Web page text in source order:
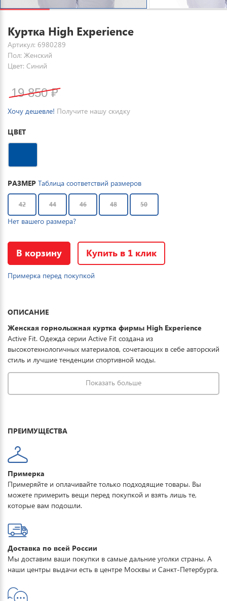
Куртка High Experience
Артикул: 6980289
Пол: Женский
Цвет: Синий
19 850₽
Хочу дешевле! Получите нашу скидку
ЦВЕТ
РАЗМЕР Таблица соответствий размеров
42 44 46 48 50
Нет вашего размера?
В корзину Купить в 1 клик
Примерка перед покупкой
ОПИСАНИЕ
Женская горнолыжная куртка фирмы High Experience
Active Fit. Одежда серии Active Fit создана из
высокотехнологичных материалов, сочетающих в себе авторский
стиль и лучшие тенденции спортивной моды.
Водоотталкивающая мембрана 15000\15000, полностью
проклеенные швы предохраняют от намокания. Экологический
утеплитель DuPont Sorona выдерживает температурный режим
условий при необходимом комфорте. Отличная модель для
спортсменов и людей, ведущих активный образ жизни.
ХАРАКТЕРИСТИКИ
Материал: 100% полиэстер;
Мембрана: Водонепроницаемость - 15000мм,
паропроницаемость - 15000г/м2/24ч;
Утеплитель: DuPont Sorona из гипоаллергенного материала -
до -30 градусов;
Проклеенные швы;
Отстегивающийся капюшон;
Отделка капюшона: натур
Показать больше
ПРЕИМУЩЕСТВА
Примерка
Примеряйте и оплачивайте только подходящие товары. Вы
можете примерить вещи перед покупкой и взять лишь те,
которые вам подошли.
Доставка по всей России
Мы доставим ваши покупки в самые дальние уголки страны. А
наши центры выдачи есть в центре Москвы и Санкт-Петербурга.